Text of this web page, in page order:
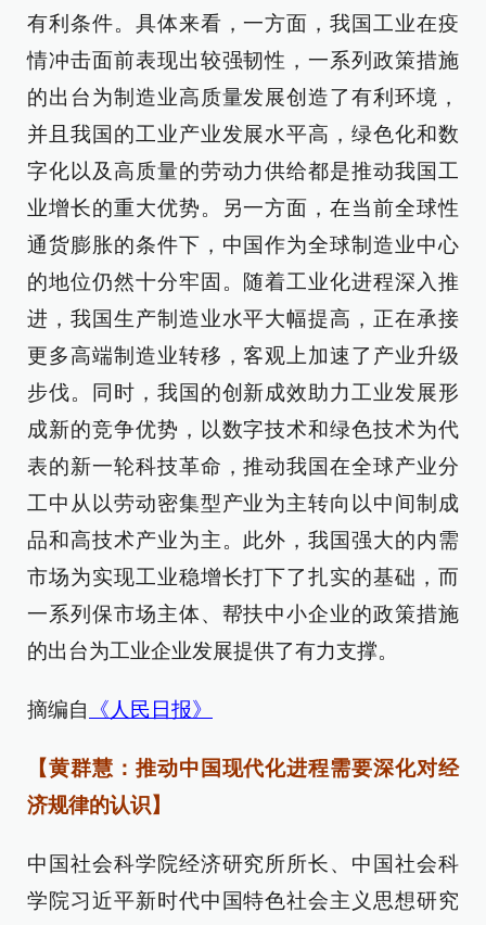
有利条件。具体来看，一方面，我国工业在疫
情冲击面前表现出较强韧性，一系列政策措施
的出台为制造业高质量发展创造了有利环境，
并且我国的工业产业发展水平高，绿色化和数
字化以及高质量的劳动力供给都是推动我国工
业增长的重大优势。另一方面，在当前全球性
通货膨胀的条件下，中国作为全球制造业中心
的地位仍然十分牢固。随着工业化进程深入推
进，我国生产制造业水平大幅提高，正在承接
更多高端制造业转移，客观上加速了产业升级
步伐。同时，我国的创新成效助力工业发展形
成新的竞争优势，以数字技术和绿色技术为代
表的新一轮科技革命，推动我国在全球产业分
工中从以劳动密集型产业为主转向以中间制成
品和高技术产业为主。此外，我国强大的内需
市场为实现工业稳增长打下了扎实的基础，而
一系列保市场主体、帮扶中小企业的政策措施
的出台为工业企业发展提供了有力支撑。
摘编自 《人民日报》
【黄群慧：推动中国现代化进程需要深化对经
济规律的认识】
中国社会科学院经济研究所所长、中国社会科
学院习近平新时代中国特色社会主义思想研究